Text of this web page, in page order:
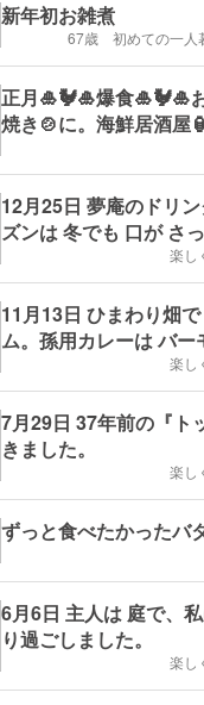
新年初お雑煮
67歳 初めての一人
正月🎍🐓🎍爆食🎍🐓🎍
焼き🍲に。海鮮居酒屋
12月25日 夢庵のドリ
ズンは 冬でも 口が さ
いです。寒くなりま楽し
11月13日 ひまわり畑
ム。孫用カレーは バー
楽し
7月29日 37年前の『ト
きました。
楽し
ずっと食べたかったバ
6月6日 主人は 庭で、
り過ごしました。
楽し